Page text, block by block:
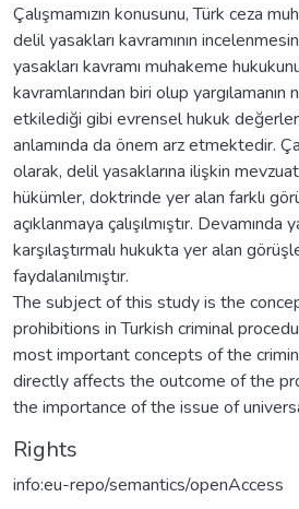
Çalışmamızın konusunu, Türk ceza
delil yasakları kavramının
yasakları kavramı muhakeme
kavramlarından biri olup
etkilediği gibi evrensel hukuk
anlamında da önem arz etmektedir.
olarak, delil yasaklarına ilişkin
hükümler, doktrinde yer alan farklı
açıklanmaya çalışılmıştır. Devamında
karşılaştırmalı hukukta yer alan
faydalanılmıştır.
The subject of this study is the
prohibitions in Turkish criminal
most important concepts of the
directly affects the outcome of the
the importance of the issue of
Rights
info:eu-repo/semantics/openAccess